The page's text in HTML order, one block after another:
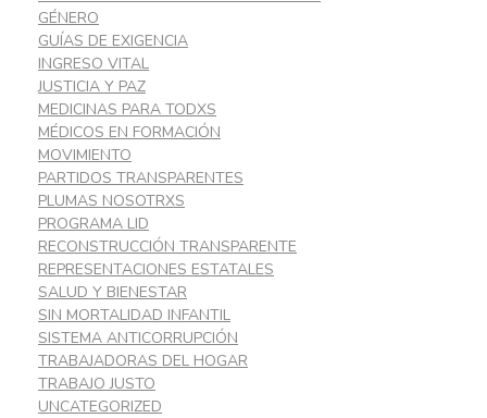
GÉNERO
GUÍAS DE EXIGENCIA
INGRESO VITAL
JUSTICIA Y PAZ
MEDICINAS PARA TODXS
MÉDICOS EN FORMACIÓN
MOVIMIENTO
PARTIDOS TRANSPARENTES
PLUMAS NOSOTRXS
PROGRAMA LID
RECONSTRUCCIÓN TRANSPARENTE
REPRESENTACIONES ESTATALES
SALUD Y BIENESTAR
SIN MORTALIDAD INFANTIL
SISTEMA ANTICORRUPCIÓN
TRABAJADORAS DEL HOGAR
TRABAJO JUSTO
UNCATEGORIZED